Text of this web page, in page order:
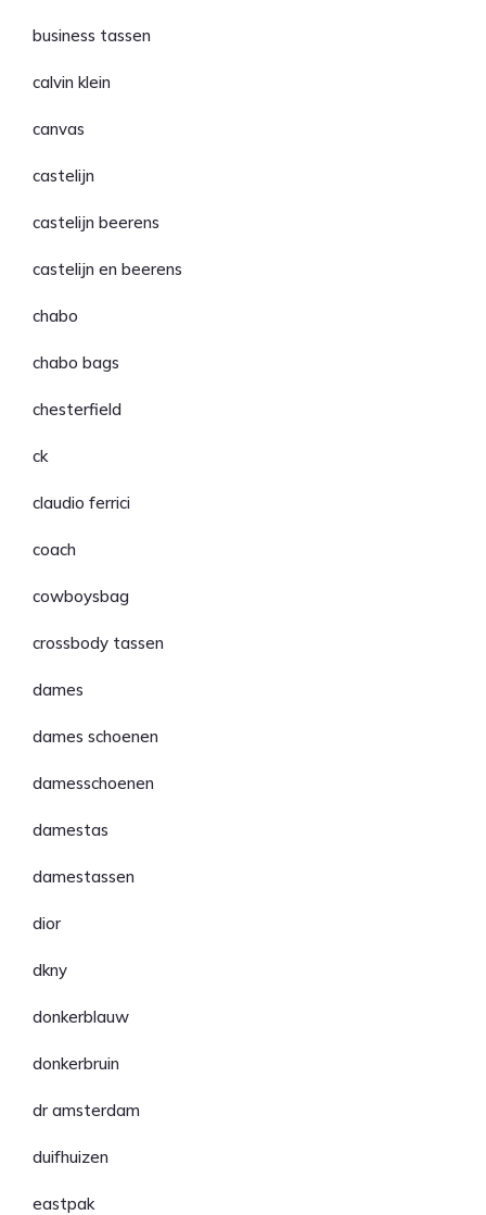
business tassen
calvin klein
canvas
castelijn
castelijn beerens
castelijn en beerens
chabo
chabo bags
chesterfield
ck
claudio ferrici
coach
cowboysbag
crossbody tassen
dames
dames schoenen
damesschoenen
damestas
damestassen
dior
dkny
donkerblauw
donkerbruin
dr amsterdam
duifhuizen
eastpak